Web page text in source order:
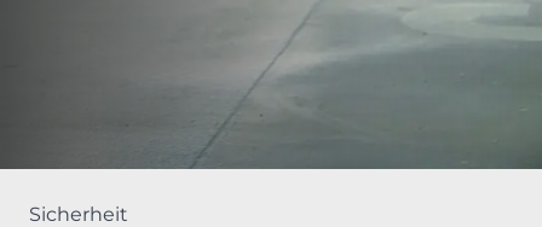
Sicherheit